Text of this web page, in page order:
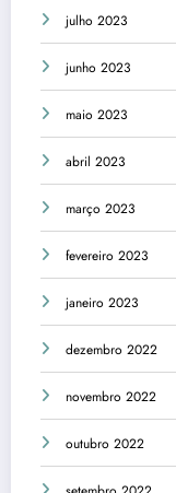
julho 2023
junho 2023
maio 2023
abril 2023
março 2023
fevereiro 2023
janeiro 2023
dezembro 2022
novembro 2022
outubro 2022